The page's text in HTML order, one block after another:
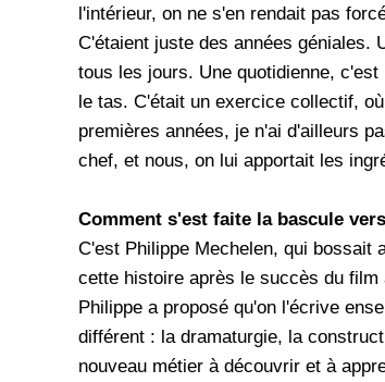
l'intérieur, on ne s'en rendait pas
C'étaient juste des années géniales.
tous les jours. Une quotidienne,
le tas. C'était un exercice collectif,
premières années, je n'ai d'ailleurs
chef, et nous, on lui apportait les
Comment s'est faite la bascule
C'est Philippe Mechelen, qui bossait
cette histoire après le succès du
Philippe a proposé qu'on l'écrive
différent : la dramaturgie, la
nouveau métier à découvrir et à